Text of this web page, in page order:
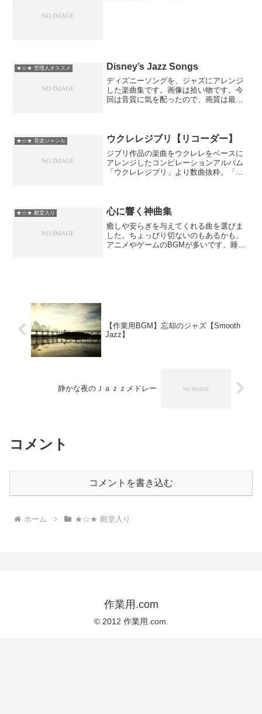
★☆★ 管理人オススメ Disney’s Jazz Songs
ディズニーソングを、ジャズにアレンジ
した楽曲集です。画像は拾い物です。今
回は音質に気を配ったので、画質は最低
★☆★ 音楽ジャンル ウクレレジブリ【リコーダー】
ジブリ作品の楽曲をウクレレをベースに
アレンジしたコンピレーションアルバム
「ウクレレジブリ」より数曲抜粋。「海
★☆★ 殿堂入り 心に響く神曲集
癒しや安らぎを与えてくれる曲を選びま
した。ちょっぴり切ないのもあるかも。
アニメやゲームのBGMが多いです。睡眠
【作業用BGM】忘却のジャズ【Smooth
Jazz】
静かな夜のＪａｚｚメドレー
コメント
コメントを書き込む
ホーム ★☆★ 殿堂入り
作業用.com
© 2012 作業用.com.